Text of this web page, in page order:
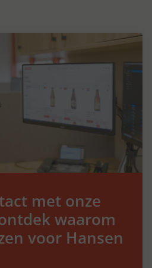
met onze
waarom
voor Hansen